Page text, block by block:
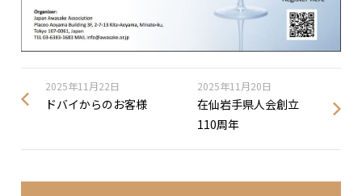
2025年11月22日
ドバイからのお客様
2025年11月20日
在仙岩手県人会創立
110周年